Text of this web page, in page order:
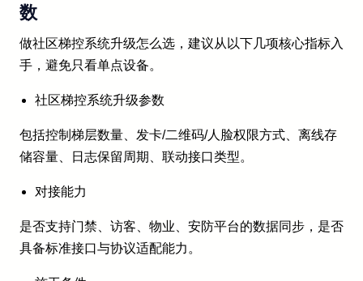
数
做社区梯控系统升级怎么选，建议从以下几项核心指标入
手，避免只看单点设备。
社区梯控系统升级参数
包括控制梯层数量、发卡/二维码/人脸权限方式、离线存
储容量、日志保留周期、联动接口类型。
对接能力
是否支持门禁、访客、物业、安防平台的数据同步，是否
具备标准接口与协议适配能力。